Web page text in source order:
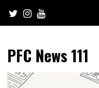
content
PFC News 111